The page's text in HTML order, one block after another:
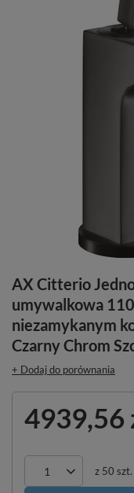
AX Citterio
umywalkowa
niezamykanym
Czarny Chrom
+ Dodaj do porównania
4939,56
z 50 szt.